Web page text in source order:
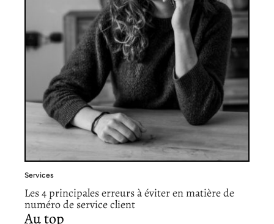
Services
Les 4 principales erreurs à éviter en matière de
numéro de service client
Au top